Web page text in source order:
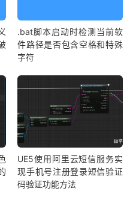
.bat脚本启动时检测当前软
件路径是否包含空格和特殊
字符
UE5使用阿里云短信服务实
现手机号注册登录短信验证
码验证功能方法